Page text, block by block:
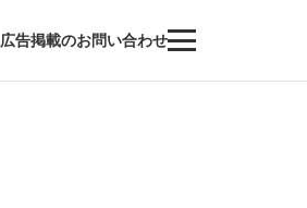
広告掲載のお問い合わせ